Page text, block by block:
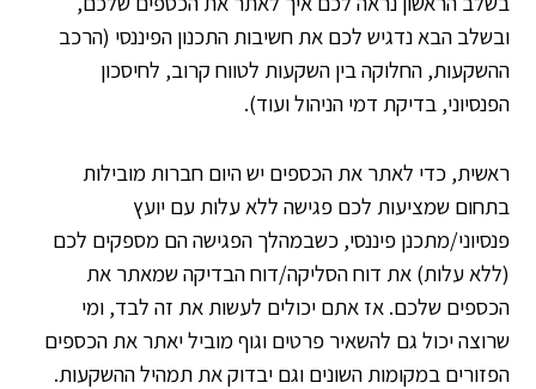
ובשלב הבא נדגיש לכם את חשיבות התכנון הפיננסי (הרכב
ההשקעות, החלוקה בין השקעות לטווח קרוב, לחיסכון
הפנסיוני, בדיקת דמי הניהול ועוד).
ראשית, כדי לאתר את הכספים יש היום חברות מובילות
בתחום שמציעות לכם פגישה ללא עלות עם יועץ
פנסיוני/מתכנן פיננסי, כשבמהלך הפגישה הם מספקים לכם
(ללא עלות) את דוח הסליקה/דוח הבדיקה שמאתר את
הכספים שלכם. אז אתם יכולים לעשות את זה לבד, ומי
שרוצה יכול גם להשאיר פרטים וגוף מוביל יאתר את הכספים
הפזורים במקומות השונים וגם יבדוק את תמהיל ההשקעות.